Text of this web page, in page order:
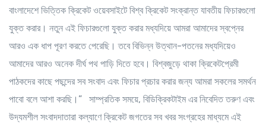
বাংলাদেশে ভিত্তিক ক্রিকেট ওয়েবসাইটে বিশ্ব ক্রিকেট সংক্রান্ত যাবতীয় ফিচারগুলো
যুক্ত করার। নতুন এই ফিচারগুলো যুক্ত করার মধ্যদিয়ে আমরা আমাদের স্বপ্নের
আরও এক ধাপ পূরণ করতে পেরেছি। তবে বিভিন্ন উত্থান-পতনের মধ্যদিয়েও
আমাদের আরও অনেক দীর্ঘ পথ পাড়ি দিতে হবে। বিশ্বজুড়ে থাকা ক্রিকেটপ্রেমী
পাঠকদের কাছে পছন্দের সব সংবাদ এবং ফিচার প্রচার করার জন্য আমরা সকলের সমর্থন
পাবো বলে আশা করছি।” সাম্প্রতিক সময়ে, বিডিক্রিকটাইম এর নিবেদিত তরুণ এবং
উদ্যমশীল সংবাদদাতারা কল্যাণে ক্রিকেট জগতের সব খবর সংগ্রহের মাধ্যমে এই